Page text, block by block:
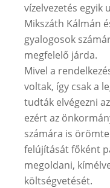
vízelvezetés egyik
Mikszáth Kálmán
gyalogosok
megfelelő járda.
Mivel a
voltak, így csak a
tudták elvégezni
ezért az
számára is
felújítását főként
megoldani,
költségvetését.